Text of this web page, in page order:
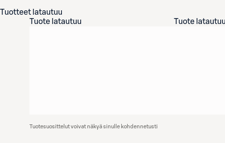
Tuotteet latautuu
Tuote latautuu
Tuote latautuu
Tuotesuosittelut voivat näkyä sinulle kohdennetusti